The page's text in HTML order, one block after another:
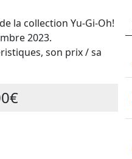
la collection Yu-Gi-Oh!
2023.
son prix / sa